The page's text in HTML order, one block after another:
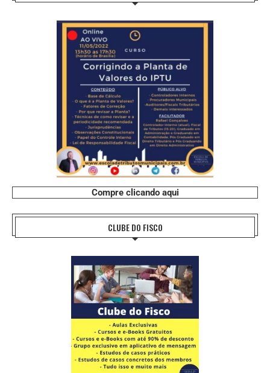
Compre clicando aqui
CLUBE DO FISCO